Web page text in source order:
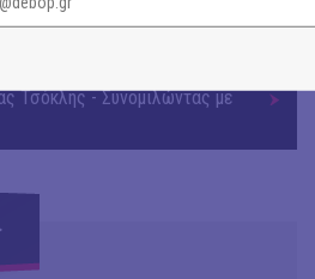
Τσόκλης - Συνομιλώντας με